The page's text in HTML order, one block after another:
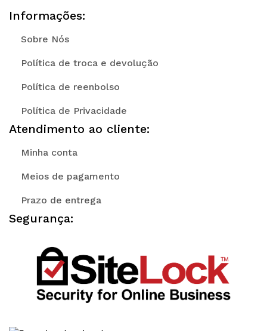
Informações:
Sobre Nós
Política de troca e devolução
Política de reenbolso
Política de Privacidade
Atendimento ao cliente:
Minha conta
Meios de pagamento
Prazo de entrega
Segurança: